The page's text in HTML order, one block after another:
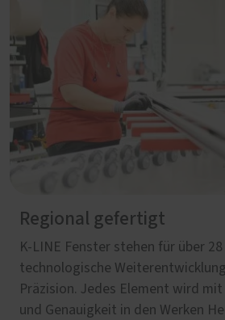
Regional gefertigt
K-LINE Fenster stehen für über 28
technologische
Präzision. Jedes Element wird
und Genauigkeit in den Werken